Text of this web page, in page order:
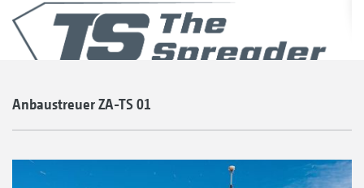
Anbaustreuer ZA-TS 01